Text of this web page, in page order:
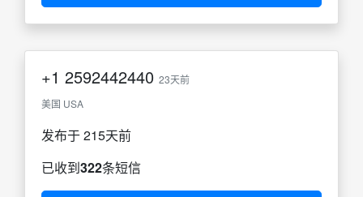
+1 2592442440 23天前
美国 USA
发布于 215天前
已收到322条短信